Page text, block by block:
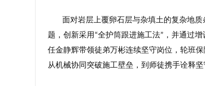
面对岩层上覆卵石层与杂填土的复杂地
题，创新采用 “全护筒跟进施工法” ，并通过
任金静辉带领徒弟万彬连续坚守岗位，轮班保
从机械协同突破施工壁垒，到师徒携手诠释